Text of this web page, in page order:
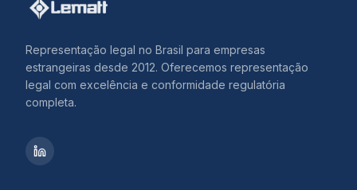
Representação legal no Brasil para empresas
estrangeiras desde 2012. Oferecemos representação
legal com excelência e conformidade regulatória
completa.